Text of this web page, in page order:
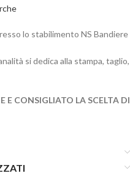
lo stabilimento NS Bandiere
si dedica alla stampa, taglio,
E CONSIGLIATO LA SCELTA DI